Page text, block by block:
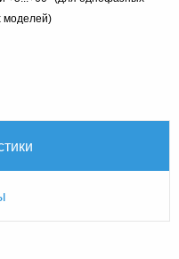
моделей)